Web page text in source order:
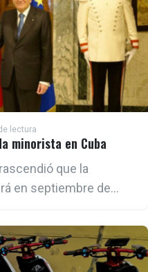
lectura
minorista en Cuba
que la
en septiembre de
cubano